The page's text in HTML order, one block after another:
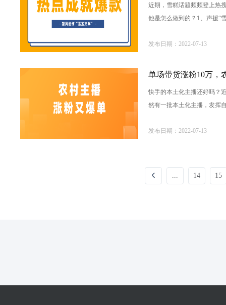
近期，雪糕话题频频登上热
他是怎么做到的？1、声援“
发布日期：2022-07-13
单场带货涨粉10万，
快手的本土化主播还好吗？
然有一批本土化主播，发挥
发布日期：2022-07-13
... 14 15